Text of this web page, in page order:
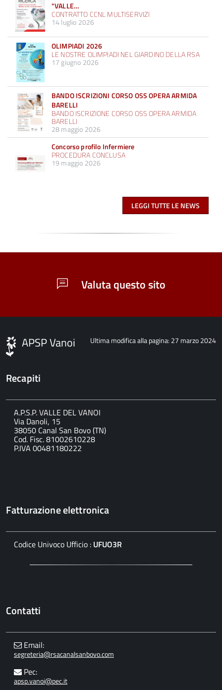
"VALLE…
CONTRATTO CCNL MULTISERVIZI
14 luglio 2026
OLIMPIADI 2026
LE NOSTRE OLIMPIADI NEL GIARDINO DELLA RSA
17 giugno 2026
BANDO ISCRIZIONI CORSO OSS OPERA ARMIDA
BARELLI
BANDO ISCRIZIONE CORSO OSS OPERA ARMIDA
BARELLI
28 maggio 2026
Concorso profilo Infermiere
PROCEDURA CONCLUSA
19 maggio 2026
LEGGI TUTTE LE NEWS
Valuta questo sito
Ultima modifica alla pagina: 27 marzo 2024
APSP Vanoi
Recapiti
A.P.S.P. VALLE DEL VANOI
Via Danoli, 15
38050 Canal San Bovo (TN)
Cod. Fisc. 81002610228
P.IVA 00481180222
Fatturazione elettronica
Codice Univoco Ufficio : UFUO3R
Contatti
Email:
segreteria@rsacanalsanbovo.com
Pec:
apsp.vanoi@pec.it